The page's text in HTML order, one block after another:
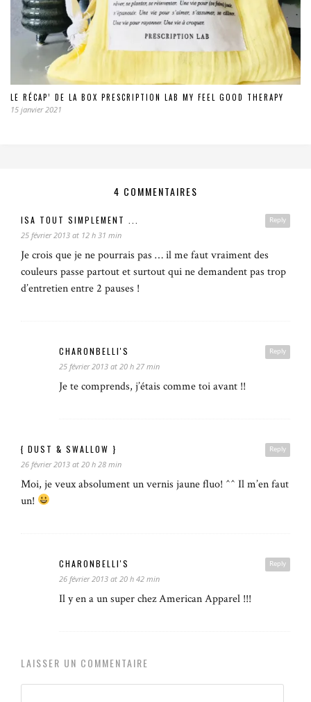
LE RÉCAP’ DE LA BOX PRESCRIPTION LAB MY FEEL GOOD THERAPY
15 janvier 2021
4 COMMENTAIRES
Reply
ISA TOUT SIMPLEMENT ...
25 février 2013 at 12 h 31 min
Je crois que je ne pourrais pas … il me faut vraiment des
couleurs passe partout et surtout qui ne demandent pas trop
d’entretien entre 2 pauses !
Reply
CHARONBELLI'S
25 février 2013 at 20 h 27 min
Je te comprends, j’étais comme toi avant !!
Reply
{ DUST & SWALLOW }
26 février 2013 at 20 h 28 min
Moi, je veux absolument un vernis jaune fluo! ^^ Il m’en faut
un!
Reply
CHARONBELLI'S
26 février 2013 at 20 h 42 min
Il y en a un super chez American Apparel !!!
LAISSER UN COMMENTAIRE